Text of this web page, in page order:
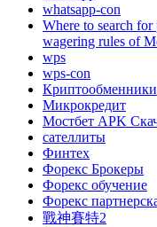
whatsapp-con
Where to search for
wagering rules of
wps
wps-con
Криптообменники
Микрокредит
Мостбет APK
сателлиты
Финтех
Форекс Брокеры
Форекс обучение
Форекс
戰神賽特2